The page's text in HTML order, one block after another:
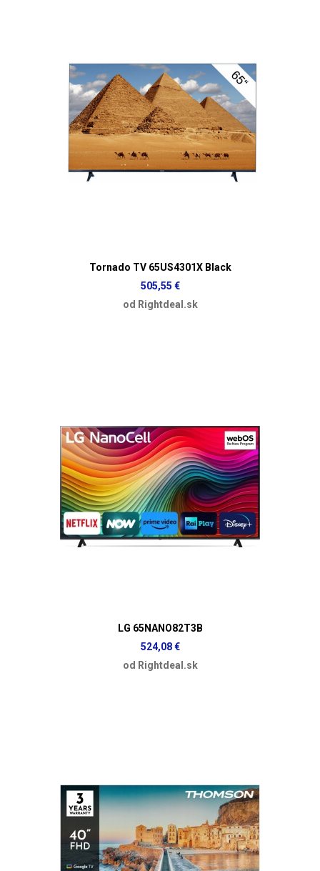
Tornado TV 65US4301X Black
505,55 €
od Rightdeal.sk
LG 65NANO82T3B
524,08 €
od Rightdeal.sk